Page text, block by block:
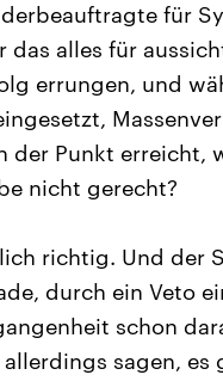
für
das alles für
errungen, und
der Punkt erreicht,
nicht gerecht?
richtig. Und der
durch ein Veto
schon
allerdings sagen,